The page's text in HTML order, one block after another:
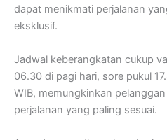
dapat menikmati perjalanan
eksklusif.
Jadwal keberangkatan cukup
06.30 di pagi hari, sore pukul
WIB, memungkinkan
perjalanan yang paling sesuai.